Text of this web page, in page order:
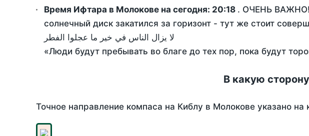
Время Ифтара в Молокове на сегодня: 20:18 . ОЧЕНЬ ВАЖНО!
солнечный диск закатился за горизонт - тут же стоит
لا يزال الناس في خير ما عجلوا الفطر
«Люди будут пребывать во благе до тех пор, пока будут
В какую
Точное направление компаса на Киблу в Молокове указано